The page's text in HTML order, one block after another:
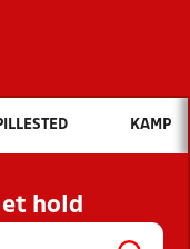
vil du søge efter?
OG NYHEDER
OG
KAMP
hold